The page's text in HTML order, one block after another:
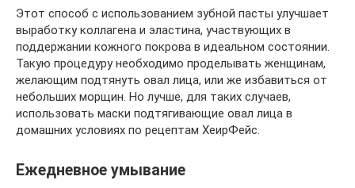
Этот способ с использованием зубной пасты улучшает
выработку коллагена и эластина, участвующих в
поддержании кожного покрова в идеальном состоянии.
Такую процедуру необходимо проделывать женщинам,
желающим подтянуть овал лица, или же избавиться от
небольших морщин. Но лучше, для таких случаев,
использовать маски подтягивающие овал лица в
домашних условиях по рецептам ХеирФейс.
Ежедневное умывание